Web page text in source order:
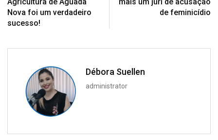
Agricultura de Aguada
Nova foi um verdadeiro
sucesso!
mais um júri de acusação
de feminicídio
Débora Suellen
administrator